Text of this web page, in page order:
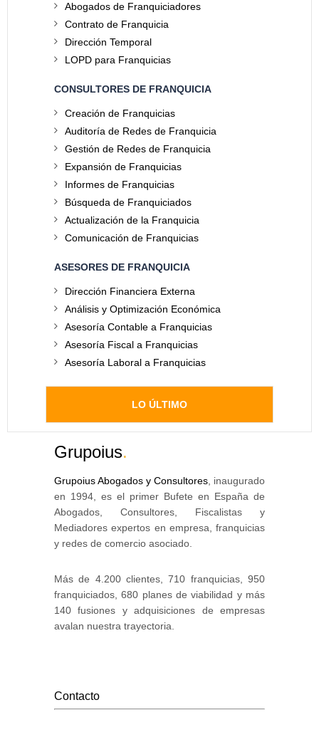
Abogados de Franquiciadores
Contrato de Franquicia
Dirección Temporal
LOPD para Franquicias
CONSULTORES DE FRANQUICIA
Creación de Franquicias
Auditoría de Redes de Franquicia
Gestión de Redes de Franquicia
Expansión de Franquicias
Informes de Franquicias
Búsqueda de Franquiciados
Actualización de la Franquicia
Comunicación de Franquicias
ASESORES DE FRANQUICIA
Dirección Financiera Externa
Análisis y Optimización Económica
Asesoría Contable a Franquicias
Asesoría Fiscal a Franquicias
Asesoría Laboral a Franquicias
LO ÚLTIMO
Grupoius.
Grupoius Abogados y Consultores , inaugurado
en 1994, es el primer Bufete en España de
Abogados, Consultores, Fiscalistas y
Mediadores expertos en empresa, franquicias
y redes de comercio asociado.
Más de 4.200 clientes, 710 franquicias, 950
franquiciados, 680 planes de viabilidad y más
140 fusiones y adquisiciones de empresas
avalan nuestra trayectoria.
Contacto